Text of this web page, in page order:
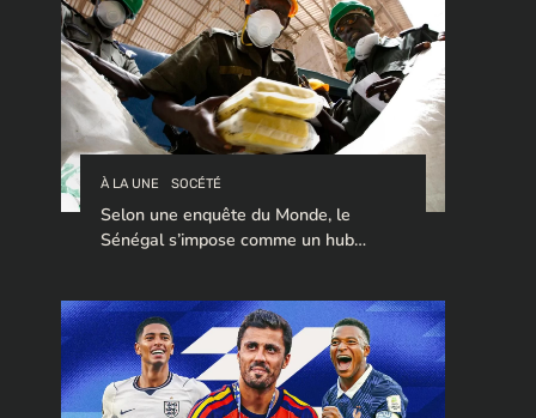
À LA UNE SOCÉTÉ
Selon une enquête du Monde, le
Sénégal s’impose comme un hub